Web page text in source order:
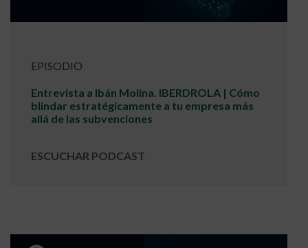
EPISODIO
Entrevista a Ibán Molina. IBERDROLA | Cómo
blindar estratégicamente a tu empresa más
allá de las subvenciones
ESCUCHAR PODCAST